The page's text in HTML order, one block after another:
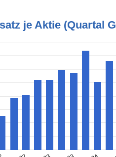
je Aktie (Quartal